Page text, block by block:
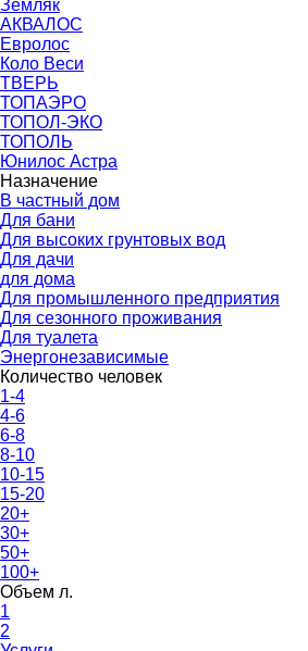
Земляк
АКВАЛОС
Евролос
Коло Веси
ТВЕРЬ
ТОПАЭРО
ТОПОЛ-ЭКО
ТОПОЛЬ
Юнилос Астра
Назначение
В частный дом
Для бани
Для высоких грунтовых вод
Для дачи
для дома
Для промышленного предприятия
Для сезонного проживания
Для туалета
Энергонезависимые
Количество человек
1-4
4-6
6-8
8-10
10-15
15-20
20+
30+
50+
100+
Объем л.
1
2